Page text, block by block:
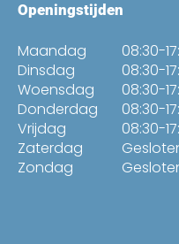
Openingstijden
Maandag
Dinsdag
Woensdag
Donderdag
Vrijdag
Zaterdag
Zondag
08:30-
08:30-
08:30-
08:30-
08:30-